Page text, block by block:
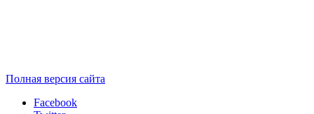
Полная версия сайта
Facebook